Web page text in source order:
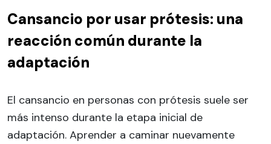
Cansancio por usar prótesis: una
reacción común durante la
adaptación
El cansancio en personas con prótesis suele ser
más intenso durante la etapa inicial de
adaptación. Aprender a caminar nuevamente